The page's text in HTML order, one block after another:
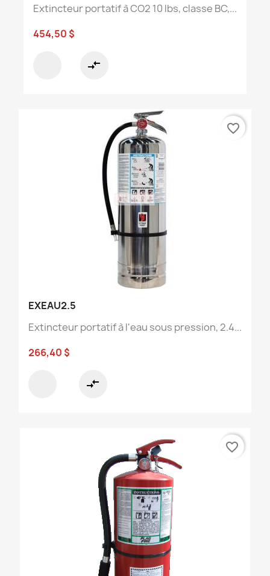
Extincteur portatif à CO2 10 lbs, classe BC,...
454,50 $
compare_arrows
EXEAU2.5
Extincteur portatif à l'eau sous pression, 2.4...
266,40 $
compare_arrows
favorite_border
favorite_border